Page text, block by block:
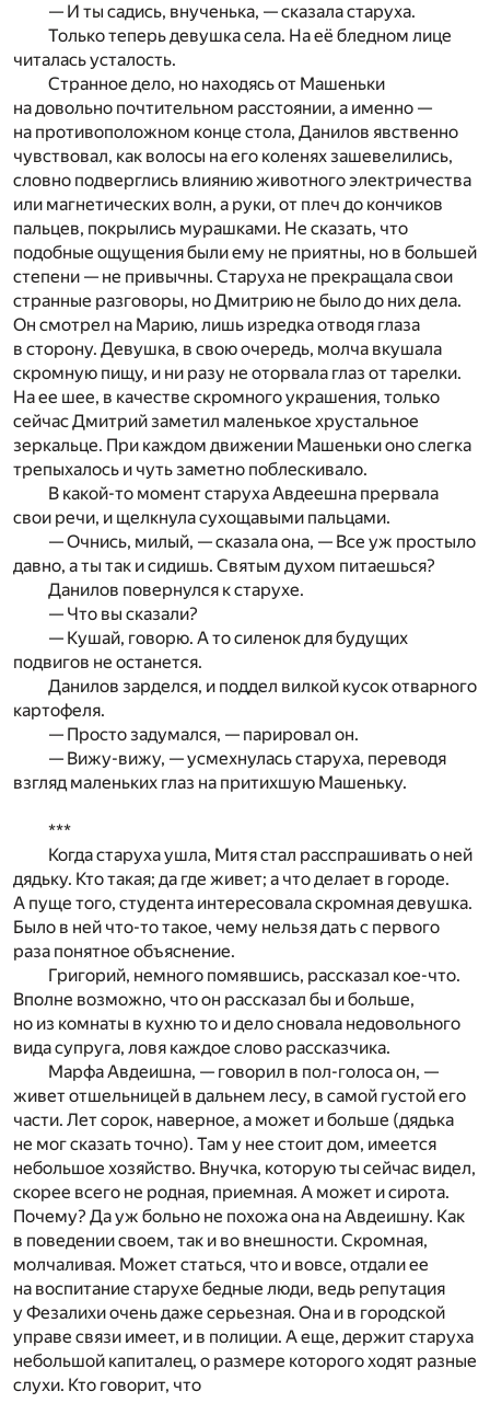
— И ты садись, внученька, — сказала старуха.
Только теперь девушка села. На её бледном лице
читалась усталость.
Странное дело, но находясь от Машеньки
на довольно почтительном расстоянии, а именно —
на противоположном конце стола, Данилов явственно
чувствовал, как волосы на его коленях зашевелились,
словно подверглись влиянию животного электричества
или магнетических волн, а руки, от плеч до кончиков
пальцев, покрылись мурашками. Не сказать, что
подобные ощущения были ему не приятны, но в большей
степени — не привычны. Старуха не прекращала свои
странные разговоры, но Дмитрию не было до них дела.
Он смотрел на Марию, лишь изредка отводя глаза
в сторону. Девушка, в свою очередь, молча вкушала
скромную пищу, и ни разу не оторвала глаз от тарелки.
На ее шее, в качестве скромного украшения, только
сейчас Дмитрий заметил маленькое хрустальное
зеркальце. При каждом движении Машеньки оно слегка
трепыхалось и чуть заметно поблескивало.
В какой-то момент старуха Авдеешна прервала
свои речи, и щелкнула сухощавыми пальцами.
— Очнись, милый, — сказала она, — Все уж простыло
давно, а ты так и сидишь. Святым духом питаешься?
Данилов повернулся к старухе.
— Что вы сказали?
— Кушай, говорю. А то силенок для будущих
подвигов не останется.
Данилов зарделся, и поддел вилкой кусок отварного
картофеля.
— Просто задумался, — парировал он.
— Вижу-вижу, — усмехнулась старуха, переводя
взгляд маленьких глаз на притихшую Машеньку.
***
Когда старуха ушла, Митя стал расспрашивать о ней
дядьку. Кто такая; да где живет; а что делает в городе.
А пуще того, студента интересовала скромная девушка.
Было в ней что-то такое, чему нельзя дать с первого
раза понятное объяснение.
Григорий, немного помявшись, рассказал кое-что.
Вполне возможно, что он рассказал бы и больше,
но из комнаты в кухню то и дело сновала недовольного
вида супруга, ловя каждое слово рассказчика.
Марфа Авдеишна, — говорил в пол-голоса он, —
живет отшельницей в дальнем лесу, в самой густой его
части. Лет сорок, наверное, а может и больше (дядька
не мог сказать точно). Там у нее стоит дом, имеется
небольшое хозяйство. Внучка, которую ты сейчас видел,
скорее всего не родная, приемная. А может и сирота.
Почему? Да уж больно не похожа она на Авдеишну. Как
в поведении своем, так и во внешности. Скромная,
молчаливая. Может статься, что и вовсе, отдали ее
на воспитание старухе бедные люди, ведь репутация
у Фезалихи очень даже серьезная. Она и в городской
управе связи имеет, и в полиции. А еще, держит старуха
небольшой капиталец, о размере которого ходят разные
слухи. Кто говорит, что